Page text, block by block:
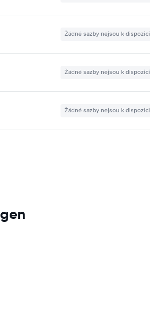
Žádné sazby nejsou k dispozici
Žádné sazby nejsou k dispozici
Žádné sazby nejsou k dispozici